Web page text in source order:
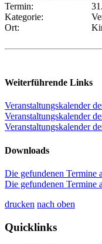
Termin:
Kategorie:
Ort:
Weiterführende Links
Veranstaltungskalender
Veranstaltungskalender
Veranstaltungskalender
Downloads
Die gefundenen Termine
Die gefundenen Termine
drucken nach oben
Quicklinks